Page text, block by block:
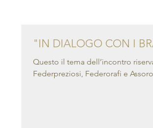
"IN DIALOGO CON I
Questo il tema dell’incontro
Federpreziosi, Federorafi e